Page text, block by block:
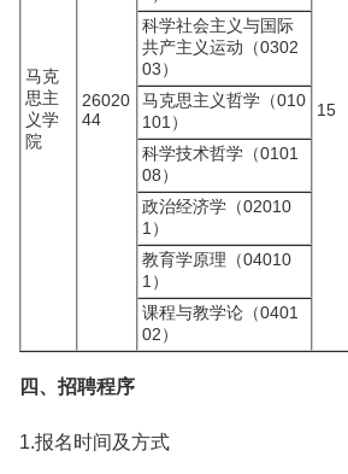
马克
思主
义学
院
26020
44
15
科学社会主义与国际
共产主义运动（0302
03）
马克思主义哲学（010
101）
科学技术哲学（0101
08）
政治经济学（02010
1）
教育学原理（04010
1）
课程与教学论（0401
02）
四、招聘程序
1.报名时间及方式